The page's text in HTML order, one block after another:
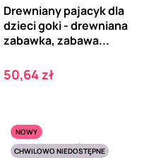
Drewniany pajacyk dla
dzieci goki - drewniana
zabawka, zabawa...
Cena
50,64 zł
NOWY
CHWILOWO NIEDOSTĘPNE